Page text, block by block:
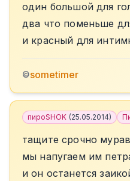
один большой для
два что поменьше
и красный для
©sometimer
пироSHOK (25.05.2014)
тащите срочно
мы напугаем им
и он останется